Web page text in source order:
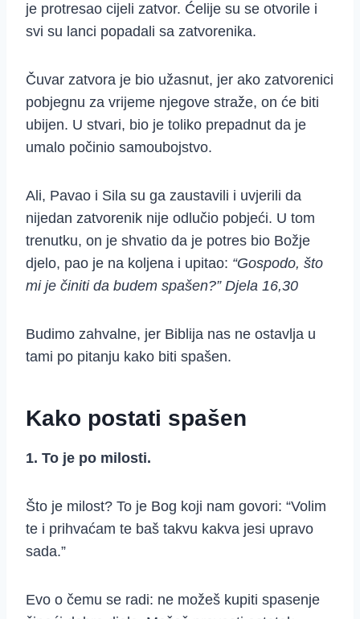
je protresao cijeli zatvor. Ćelije su se otvorile i
svi su lanci popadali sa zatvorenika.
Čuvar zatvora je bio užasnut, jer ako zatvorenici
pobjegnu za vrijeme njegove straže, on će biti
ubijen. U stvari, bio je toliko prepadnut da je
umalo počinio samoubojstvo.
Ali, Pavao i Sila su ga zaustavili i uvjerili da
nijedan zatvorenik nije odlučio pobjeći. U tom
trenutku, on je shvatio da je potres bio Božje
djelo, pao je na koljena i upitao: “Gospodo, što
mi je činiti da budem spašen?” Djela 16,30
Budimo zahvalne, jer Biblija nas ne ostavlja u
tami po pitanju kako biti spašen.
Kako postati spašen
1. To je po milosti.
Što je milost? To je Bog koji nam govori: “Volim
te i prihvaćam te baš takvu kakva jesi upravo
sada.”
Evo o čemu se radi: ne možeš kupiti spasenje